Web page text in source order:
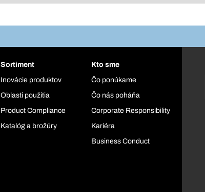
Sortiment
Inovácie produktov
Oblasti použitia
Product Compliance
Katalóg a brožúry
Kto sme
Čo ponúkame
Čo nás poháňa
Corporate Responsibility
Kariéra
Business Conduct